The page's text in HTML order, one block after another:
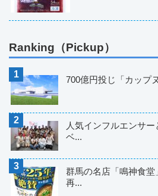
Ranking（Pickup）
700億円投じ「カップ
人気インフルエンサ
ベ...
群馬の名店「鳴神食
再...